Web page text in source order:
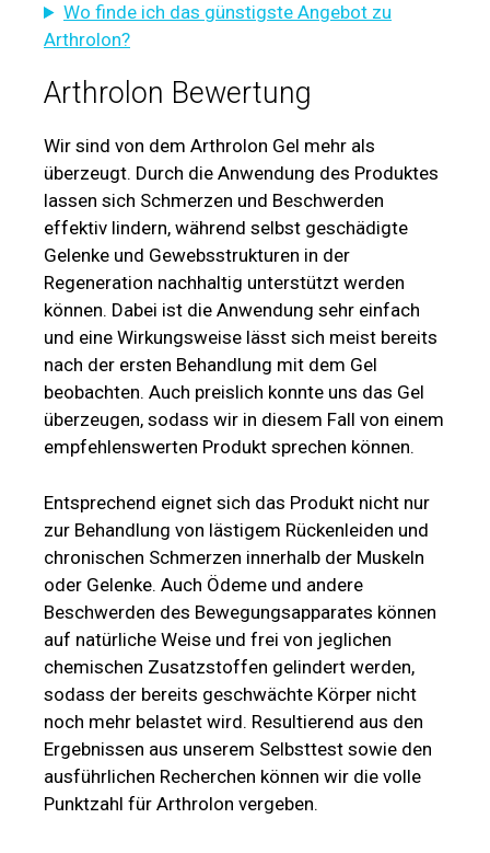
Wo finde ich das günstigste Angebot zu
Arthrolon?
Arthrolon Bewertung
Wir sind von dem Arthrolon Gel mehr als
überzeugt. Durch die Anwendung des Produktes
lassen sich Schmerzen und Beschwerden
effektiv lindern, während selbst geschädigte
Gelenke und Gewebsstrukturen in der
Regeneration nachhaltig unterstützt werden
können. Dabei ist die Anwendung sehr einfach
und eine Wirkungsweise lässt sich meist bereits
nach der ersten Behandlung mit dem Gel
beobachten. Auch preislich konnte uns das Gel
überzeugen, sodass wir in diesem Fall von einem
empfehlenswerten Produkt sprechen können.
Entsprechend eignet sich das Produkt nicht nur
zur Behandlung von lästigem Rückenleiden und
chronischen Schmerzen innerhalb der Muskeln
oder Gelenke. Auch Ödeme und andere
Beschwerden des Bewegungsapparates können
auf natürliche Weise und frei von jeglichen
chemischen Zusatzstoffen gelindert werden,
sodass der bereits geschwächte Körper nicht
noch mehr belastet wird. Resultierend aus den
Ergebnissen aus unserem Selbsttest sowie den
ausführlichen Recherchen können wir die volle
Punktzahl für Arthrolon vergeben.